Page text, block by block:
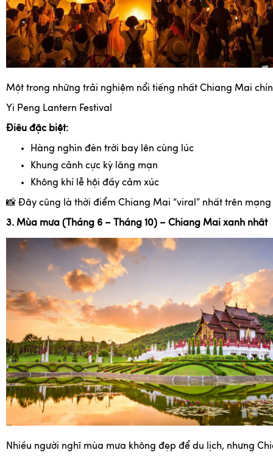
Một trong những trải nghiệm nổi tiếng nhất Chiang Mai
Yi Peng Lantern Festival
Điều đặc biệt:
Hàng nghìn đèn trời bay lên cùng lúc
Khung cảnh cực kỳ lãng mạn
Không khí lễ hội đầy cảm xúc
📸 Đây cũng là thời điểm Chiang Mai “viral” nhất trên mạng
3. Mùa mưa (Tháng 6 – Tháng 10) – Chiang Mai xanh nhất
Nhiều người nghĩ mùa mưa không đẹp để du lịch, nhưng